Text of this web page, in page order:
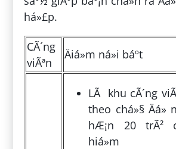
há»£p.
CÃ´ng
viÃªn
Äiá»m ná»i báº­t
LÃ khu cÃ´ng
theo chá»§ Äá»
hÆ¡n 20 trÃ²
hiá»m